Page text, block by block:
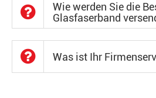
Wie werden Sie die
Glasfaserband
Was ist Ihr